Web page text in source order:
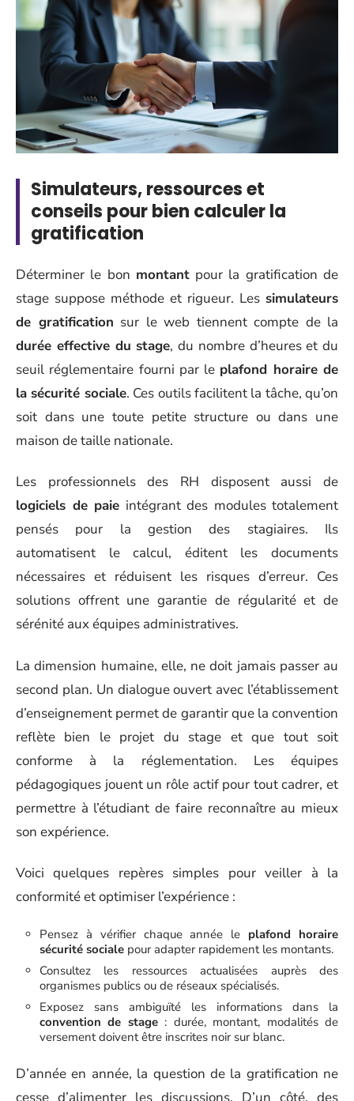
Simulateurs, ressources et
conseils pour bien calculer la
gratification
Déterminer le bon montantpour la gratification de
stage suppose méthode et rigueur. Les simulateurs
de gratification sur le web tiennent compte de la
durée effective du stage, du nombre d’heures et du
seuil réglementaire fourni par le plafond horaire de
la sécurité sociale. Ces outils facilitent la tâche, qu’on
soit dans une toute petite structure ou dans une
maison de taille nationale.
Les professionnels des RH disposent aussi de
logiciels de paie intégrant des modules totalement
pensés pour la gestion des stagiaires. Ils
automatisent le calcul, éditent les documents
nécessaires et réduisent les risques d’erreur. Ces
solutions offrent une garantie de régularité et de
sérénité aux équipes administratives.
La dimension humaine, elle, ne doit jamais passer au
second plan. Un dialogue ouvert avec l’établissement
d’enseignement permet de garantir que la convention
reflète bien le projet du stage et que tout soit
conforme à la réglementation. Les équipes
pédagogiques jouent un rôle actif pour tout cadrer, et
permettre à l’étudiant de faire reconnaître au mieux
son expérience.
Voici quelques repères simples pour veiller à la
conformité et optimiser l’expérience :
Pensez à vérifier chaque année le plafond horaire
sécurité sociale pour adapter rapidement les montants.
Consultez les ressources actualisées auprès des
organismes publics ou de réseaux spécialisés.
Exposez sans ambiguïté les informations dans la
convention de stage: durée, montant, modalités de
versement doivent être inscrites noir sur blanc.
D’année en année, la question de la gratification ne